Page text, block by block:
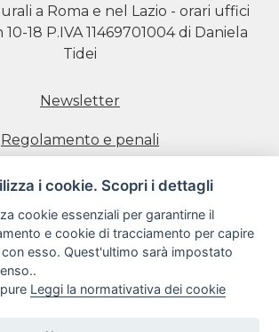
a Roma e nel Lazio - orari uffici
18 P.IVA 11469701004 di Daniela
Tidei
Newsletter
Regolamento e penali
Prenotazione visite
estesa sull'uso dei Cookie
sulla Privacy
di utilizzo del sito web
i cookie. Scopri i dettagli
cookie essenziali per garantirne il
e cookie di tracciamento per capire
esso. Quest'ultimo sarà impostato
Leggi la normativativa dei cookie